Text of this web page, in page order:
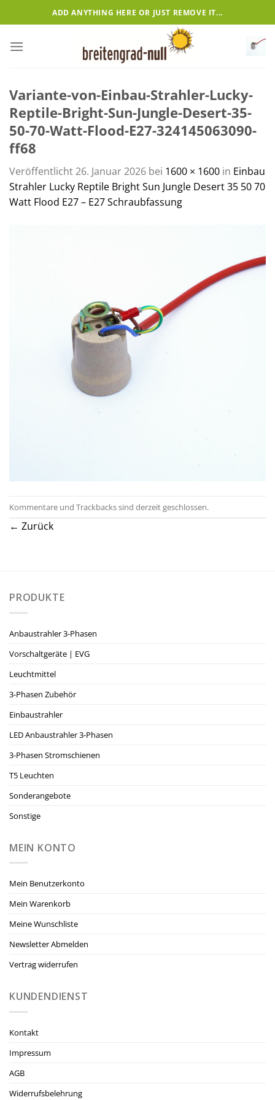
Inhalt
ADD ANYTHING HERE OR JUST REMOVE IT...
Variante-von-Einbau-Strahler-Lucky-
Reptile-Bright-Sun-Jungle-Desert-35-
50-70-Watt-Flood-E27-324145063090-
ff68
Veröffentlicht26. Januar 2026 bei 1600 × 1600 in Einbau
Strahler Lucky Reptile Bright Sun Jungle Desert 35 50 70
Watt Flood E27 – E27 Schraubfassung
Kommentare und Trackbacks sind derzeit geschlossen.
← Zurück
PRODUKTE
Anbaustrahler 3-Phasen
Vorschaltgeräte | EVG
Leuchtmittel
3-Phasen Zubehör
Einbaustrahler
LED Anbaustrahler 3-Phasen
3-Phasen Stromschienen
T5 Leuchten
Sonderangebote
Sonstige
MEIN KONTO
Mein Benutzerkonto
Mein Warenkorb
Meine Wunschliste
Newsletter Abmelden
Vertrag widerrufen
KUNDENDIENST
Kontakt
Impressum
AGB
Widerrufsbelehrung